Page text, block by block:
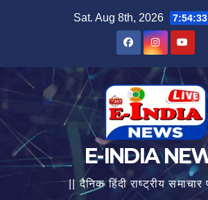
Sat. Aug 8th, 2026
E-INDIA
|| दैनिक हिंदी राष्ट्रीय समाचार